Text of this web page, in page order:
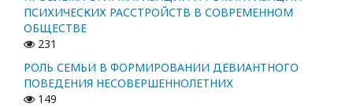
ПСИХИЧЕСКИХ РАССТРОЙСТВ В СОВРЕМЕННОМ
ОБЩЕСТВЕ
231
РОЛЬ СЕМЬИ В ФОРМИРОВАНИИ ДЕВИАНТНОГО
ПОВЕДЕНИЯ НЕСОВЕРШЕННОЛЕТНИХ
149